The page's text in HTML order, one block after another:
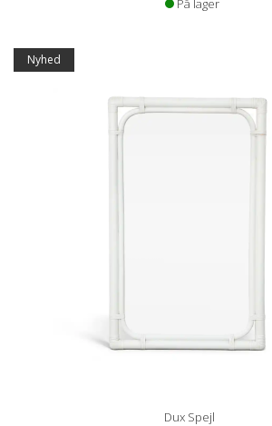
På lager
Nyhed
Dux Spejl